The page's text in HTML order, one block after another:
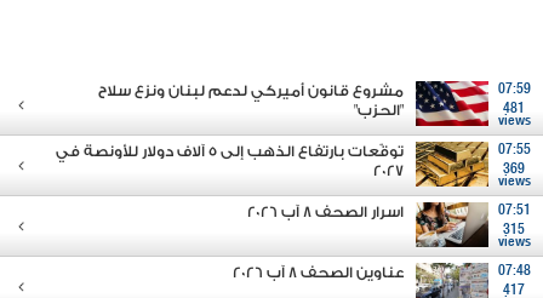
07:59
481
views
مشروع قانون أميركي لدعم لبنان ونزع سلاح
"الحزب"
07:55
369
views
توقّعات بارتفاع الذهب إلى 5 آلاف دولار للأونصة في
2027
07:51
315
views
اسرار الصحف 8 آب 2026
07:48
417
عناوين الصحف 8 آب 2026